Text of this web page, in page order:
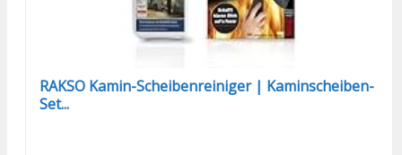
RAKSO Kamin-Scheibenreiniger | Kaminscheiben-
Set...